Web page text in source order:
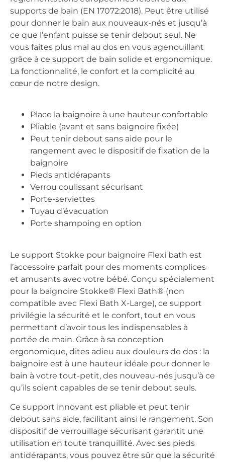
supports de bain (EN 17072:2018). Peut être utilisé
pour donner le bain aux nouveaux-nés et jusqu’à
ce que l’enfant puisse se tenir debout seul. Ne
vous faites plus mal au dos en vous agenouillant
grâce à ce support de bain solide et ergonomique.
La fonctionnalité, le confort et la complicité au
cœur de notre design.
Place la baignoire à une hauteur confortable
Pliable (avant et sans baignoire fixée)
Peut tenir debout sans aide pour le
rangement avec le dispositif de fixation de la
baignoire
Pieds antidérapants
Verrou coulissant sécurisant
Porte-serviettes
Tuyau d’évacuation
Porte shampoing en option
Le support Stokke pour baignoire Flexi bath est
l’accessoire parfait pour des moments complices
et amusants avec votre bébé. Conçu spécialement
pour la baignoire Stokke® Flexi Bath® (non
compatible avec Flexi Bath X-Large), ce support
privilégie la sécurité et le confort, tout en vous
permettant d’avoir tous les indispensables à
portée de main. Grâce à sa conception
ergonomique, dites adieu aux douleurs de dos : la
baignoire est à une hauteur idéale pour donner le
bain à votre tout-petit, des nouveau-nés jusqu’à ce
qu’ils soient capables de se tenir debout seuls.
Ce support innovant est pliable et peut tenir
debout sans aide, facilitant ainsi le rangement. Son
dispositif de verrouillage sécurisant garantit une
utilisation en toute tranquillité. Avec ses pieds
antidérapants, vous pouvez être sûr que la sécurité